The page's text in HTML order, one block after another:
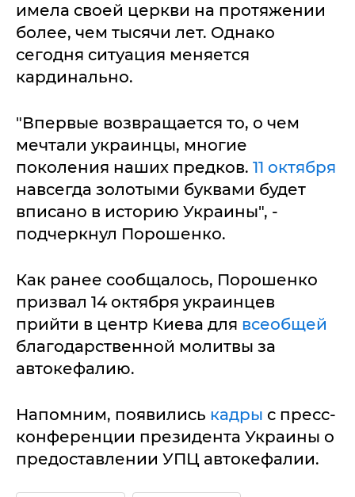
имела своей церкви на протяжении
более, чем тысячи лет. Однако
сегодня ситуация меняется
кардинально.
"Впервые возвращается то, о чем
мечтали украинцы, многие
поколения наших предков. 11 октября
навсегда золотыми буквами будет
вписано в историю Украины", -
подчеркнул Порошенко.
Как ранее сообщалось, Порошенко
призвал 14 октября украинцев
прийти в центр Киева для всеобщей
благодарственной молитвы за
автокефалию.
Напомним, появились кадры с пресс-
конференции президента Украины о
предоставлении УПЦ автокефалии.